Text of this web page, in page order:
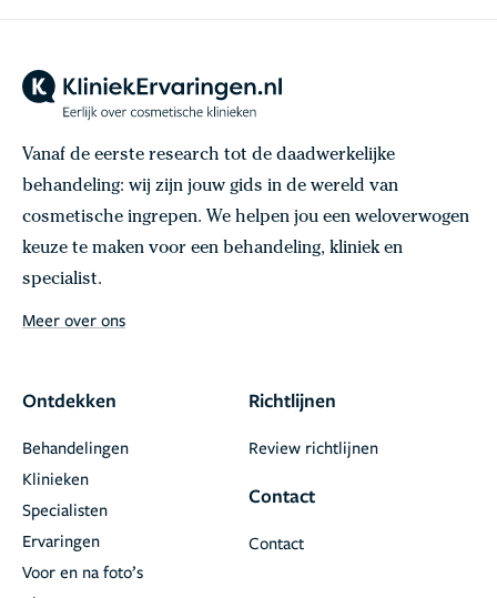
Vanaf de eerste research tot de daadwerkelijke
behandeling: wij zijn jouw gids in de wereld van
cosmetische ingrepen. We helpen jou een weloverwogen
keuze te maken voor een behandeling, kliniek en
specialist.
Meer over ons
Ontdekken
Behandelingen
Klinieken
Specialisten
Ervaringen
Voor en na foto’s
Richtlijnen
Review richtlijnen
Contact
Contact